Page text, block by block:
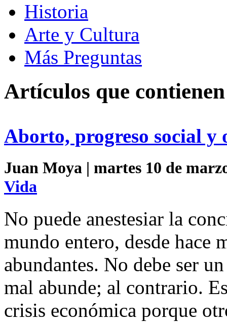
Historia
Arte y Cultura
Más Preguntas
Artículos que
Aborto, progreso social y
Juan Moya | martes 10 de
Vida
No puede anestesiar la
mundo entero, desde hace
abundantes. No debe ser
mal abunde; al contrario.
crisis económica porque